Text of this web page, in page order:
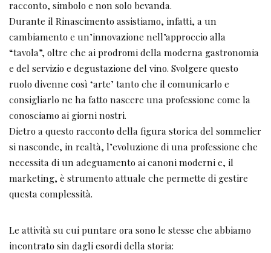
racconto, simbolo e non solo bevanda.
Durante il Rinascimento assistiamo, infatti, a un
cambiamento e un’innovazione nell’approccio alla
“tavola”, oltre che ai prodromi della moderna gastronomia
e del servizio e degustazione del vino. Svolgere questo
ruolo divenne così ‘arte’ tanto che il comunicarlo e
consigliarlo ne ha fatto nascere una professione come la
conosciamo ai giorni nostri.
Dietro a questo racconto della figura storica del sommelier
si nasconde, in realtà, l’evoluzione di una professione che
necessita di un adeguamento ai canoni moderni e, il
marketing, è strumento attuale che permette di gestire
questa complessità.
Le attività su cui puntare ora sono le stesse che abbiamo
incontrato sin dagli esordi della storia: